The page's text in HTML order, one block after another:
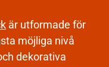
är utformade för
möjliga nivå
dekorativa